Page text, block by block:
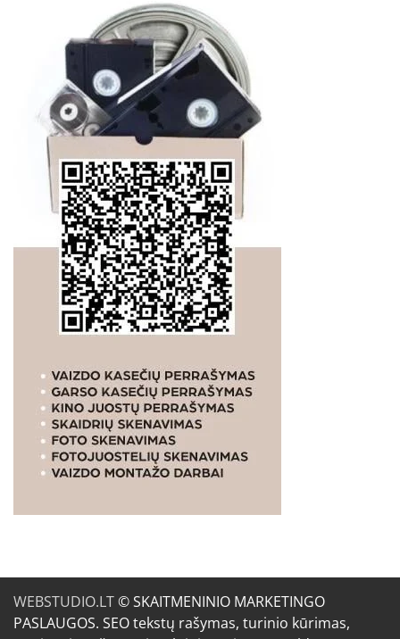
WEBSTUDIO.LT© SKAITMENINIO MARKETINGO
PASLAUGOS. SEO tekstų rašymas, turinio kūrimas,